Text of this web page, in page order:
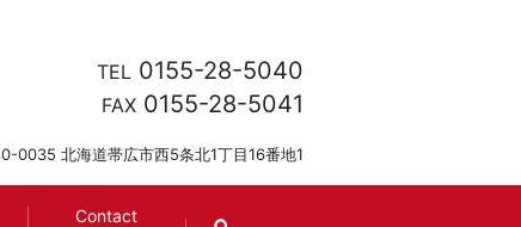
Contact
TEL 0155-28-5040
FAX 0155-28-5041
0035 北海道帯広市西5条北1丁目16番地1